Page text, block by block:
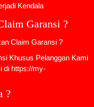
Kendala
Garansi ?
Claim Garansi ?
Khusus Pelanggan Kami
di https://my-
?